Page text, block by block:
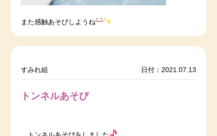
また感触あそびしようね
すみれ組 日付：2021.07.13
トンネルあそび